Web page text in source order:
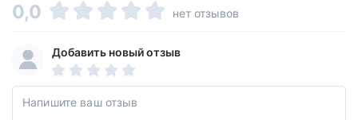
0,0 нет отзывов
Добавить новый отзыв